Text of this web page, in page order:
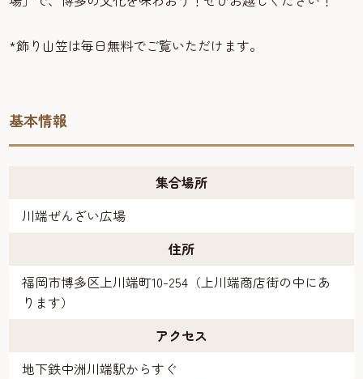
*飾り山笠は毎日無料でご覧いただけます。
基本情報
集合場所
川端ぜんざい広場
住所
福岡市博多区上川端町10-254（上川端商店街の中にあ
ります）
アクセス
地下鉄中洲川端駅からすぐ